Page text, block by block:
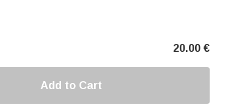
20.00 €
Add to Cart